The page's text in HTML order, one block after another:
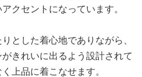
クセントになっています。
とした着心地でありながら、
きれいに出るよう設計されて
上品に着こなせます。